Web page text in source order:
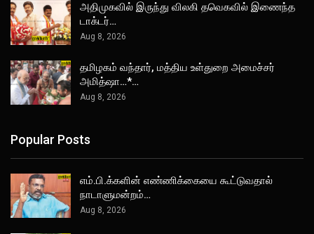
அதிமுகவில் இருந்து விலகி தவெகவில் இணைந்த
டாக்டர்…
Aug 8, 2026
தமிழகம் வந்தார், மத்திய உள்துறை அமைச்சர்
அமித்ஷா…*…
Aug 8, 2026
Popular Posts
எம்.பி.க்களின் எண்ணிக்கையை கூட்டுவதால்
நாடாளுமன்றம்…
Aug 8, 2026